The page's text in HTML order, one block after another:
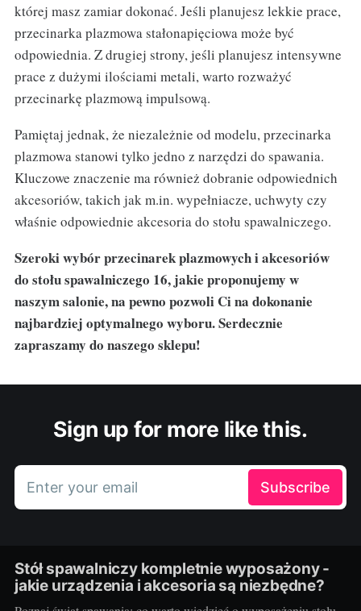
której masz zamiar dokonać. Jeśli planujesz lekkie prace,
przecinarka plazmowa stałonapięciowa może być
odpowiednia. Z drugiej strony, jeśli planujesz intensywne
prace z dużymi ilościami metali, warto rozważyć
przecinarkę plazmową impulsową.
Pamiętaj jednak, że niezależnie od modelu, przecinarka
plazmowa stanowi tylko jedno z narzędzi do spawania.
Kluczowe znaczenie ma również dobranie odpowiednich
akcesoriów, takich jak m.in. wypełniacze, uchwyty czy
właśnie odpowiednie akcesoria do stołu spawalniczego.
Szeroki wybór przecinarek plazmowych i akcesoriów
do stołu spawalniczego 16, jakie proponujemy w
naszym salonie, na pewno pozwoli Ci na dokonanie
najbardziej optymalnego wyboru. Serdecznie
zapraszamy do naszego sklepu!
Sign up for more like this.
Enter your email Subscribe
Stół spawalniczy kompletnie wyposażony -
jakie urządzenia i akcesoria są niezbędne?